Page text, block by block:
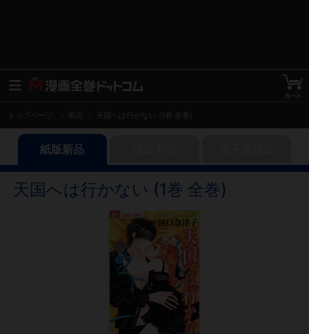
トップページ 天国へは行かない (1巻 全巻)
紙版新品
天国へは行かない (1巻 全巻)